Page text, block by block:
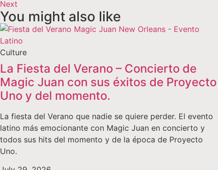
Next
You might also like
Culture
La Fiesta del Verano – Concierto de
Magic Juan con sus éxitos de Proyecto
Uno y del momento.
La fiesta del Verano que nadie se quiere perder. El evento
latino más emocionante con Magic Juan en concierto y
todos sus hits del momento y de la época de Proyecto
Uno.